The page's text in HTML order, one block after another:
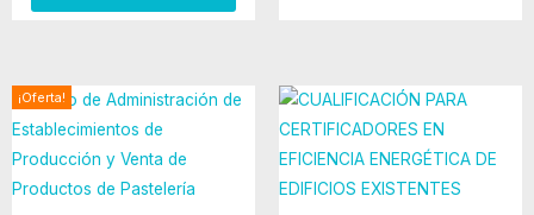
¡Oferta!
El
precio
original
era:
$400.00.
El
$250.00.